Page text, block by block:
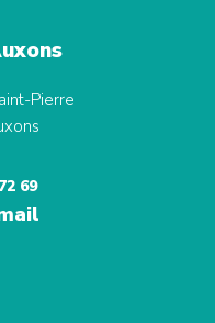
Pierre
69